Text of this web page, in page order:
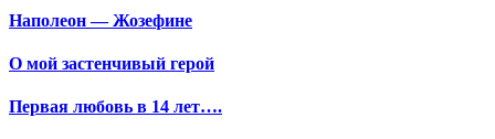
Наполеон — Жозефине
О мой застенчивый герой
Первая любовь в 14 лет….